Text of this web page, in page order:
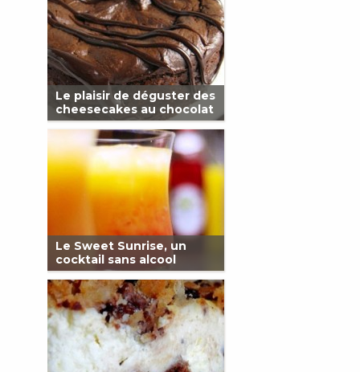
Le plaisir de déguster des
cheesecakes au chocolat
Le Sweet Sunrise, un
cocktail sans alcool